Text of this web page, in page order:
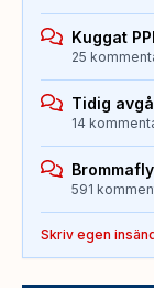
Kuggat
25
Tidig
14
591
Skriv egen